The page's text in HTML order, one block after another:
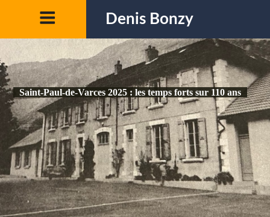
Denis Bonzy
Saint-Paul-de-Varces 2025 : les temps forts sur 110 ans